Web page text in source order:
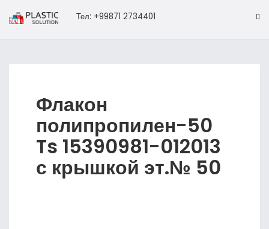
Тел: +99871 2734401
Флакон
полипропилен-50
Ts 15390981-012013
с крышкой эт.№ 50